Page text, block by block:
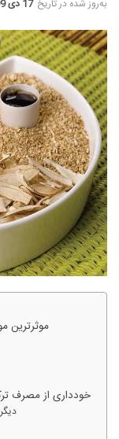
به‌روز شده در تاریخ 17 دی 1399
موثرترین
خودداری از مصرف